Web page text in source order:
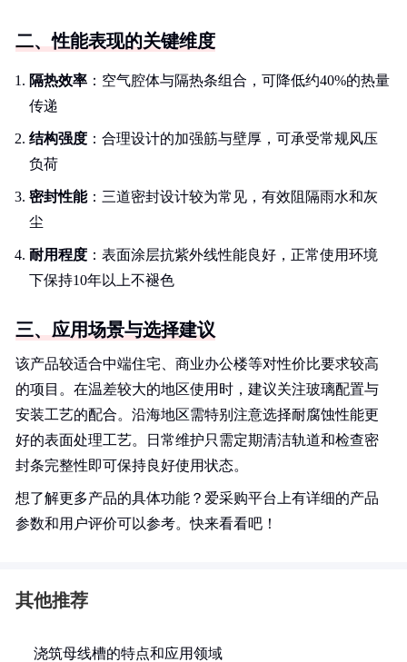
二、性能表现的关键维度
隔热效率 ：空气腔体与隔热条组合，可降低约40%的热量
传递
结构强度 ：合理设计的加强筋与壁厚，可承受常规风压
负荷
密封性能：三道密封设计较为常见，有效阻隔雨水和灰
尘
耐用程度 ：表面涂层抗紫外线性能良好，正常使用环境
下保持10年以上不褪色
三、应用场景与选择建议
该产品较适合中端住宅、商业办公楼等对性价比要求较高
的项目。在温差较大的地区使用时，建议关注玻璃配置与
安装工艺的配合。沿海地区需特别注意选择耐腐蚀性能更
好的表面处理工艺。日常维护只需定期清洁轨道和检查密
封条完整性即可保持良好使用状态。
想了解更多产品的具体功能？爱采购平台上有详细的产品
参数和用户评价可以参考。快来看看吧！
其他推荐
浇筑母线槽的特点和应用领域